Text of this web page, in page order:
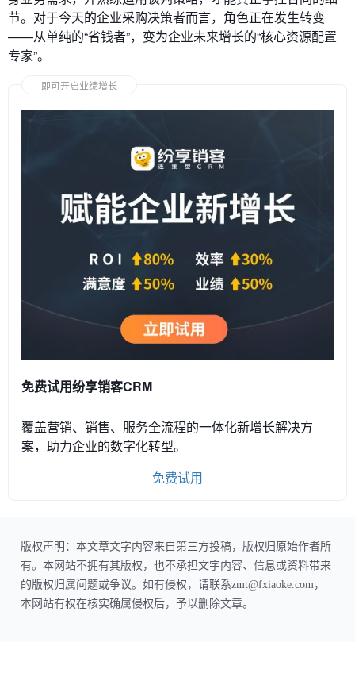
节。对于今天的企业采购决策者而言，角色正在发生转变
——从单纯的“省钱者”，变为企业未来增长的“核心资源配置
专家”。
即可开启业绩增长
免费试用纷享销客CRM
覆盖营销、销售、服务全流程的一体化新增长解决方
案，助力企业的数字化转型。
免费试用
版权声明：本文章文字内容来自第三方投稿，版权归原始作者所
有。本网站不拥有其版权，也不承担文字内容、信息或资料带来
的版权归属问题或争议。如有侵权，请联系zmt@fxiaoke.com，
本网站有权在核实确属侵权后，予以删除文章。